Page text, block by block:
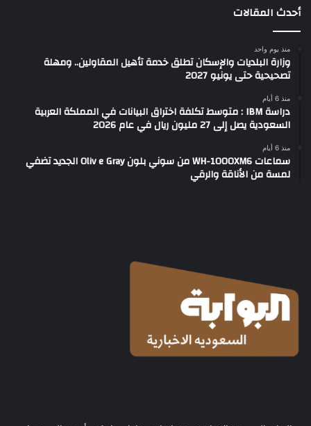
أحدث المقالات
منذ يوم واحد
وزارة البلديات والإسكان تطلق خدمة تأهيل المقاولين.. ومهلة
تصحيحية حتى يونيو 2027
منذ 6 أيام
دراسة IBM : متوسط تكلفة اختراق البيانات في المملكة العربية
السعودية يصل إلى 27 مليون ريال في عام 2026
منذ 6 أيام
سماعات WH-1000XM6 من سوني بلون Oliv e Gray الجديد تضفي
لمسة من الأناقة والرقي